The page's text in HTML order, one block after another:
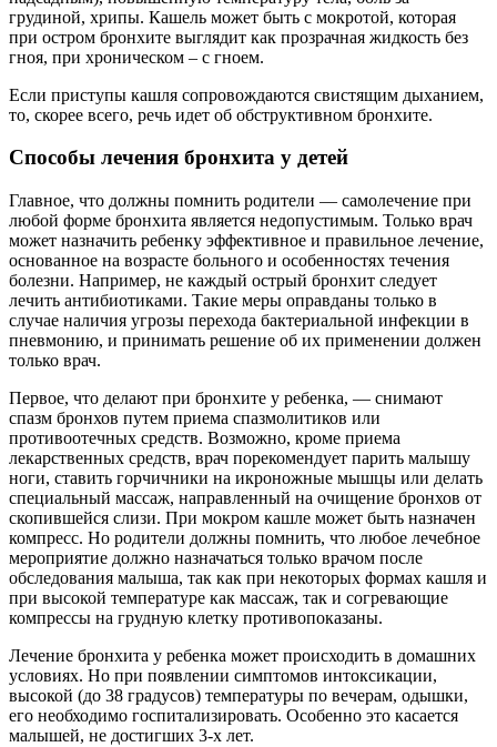
грудиной, хрипы. Кашель может быть с мокротой, которая
при остром бронхите выглядит как прозрачная жидкость без
гноя, при хроническом – с гноем.
Если приступы кашля сопровождаются свистящим дыханием,
то, скорее всего, речь идет об обструктивном бронхите.
Способы лечения бронхита у детей
Главное, что должны помнить родители — самолечение при
любой форме бронхита является недопустимым. Только врач
может назначить ребенку эффективное и правильное лечение,
основанное на возрасте больного и особенностях течения
болезни. Например, не каждый острый бронхит следует
лечить антибиотиками. Такие меры оправданы только в
случае наличия угрозы перехода бактериальной инфекции в
пневмонию, и принимать решение об их применении должен
только врач.
Первое, что делают при бронхите у ребенка, — снимают
спазм бронхов путем приема спазмолитиков или
противоотечных средств. Возможно, кроме приема
лекарственных средств, врач порекомендует парить малышу
ноги, ставить горчичники на икроножные мышцы или делать
специальный массаж, направленный на очищение бронхов от
скопившейся слизи. При мокром кашле может быть назначен
компресс. Но родители должны помнить, что любое лечебное
мероприятие должно назначаться только врачом после
обследования малыша, так как при некоторых формах кашля и
при высокой температуре как массаж, так и согревающие
компрессы на грудную клетку противопоказаны.
Лечение бронхита у ребенка может происходить в домашних
условиях. Но при появлении симптомов интоксикации,
высокой (до 38 градусов) температуры по вечерам, одышки,
его необходимо госпитализировать. Особенно это касается
малышей, не достигших 3-х лет.